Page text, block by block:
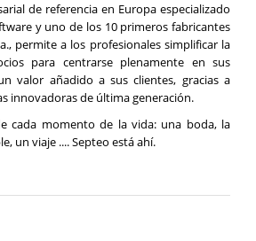
de referencia en Europa especializado
y uno de los 10 primeros fabricantes
permite a los profesionales simplificar la
para centrarse plenamente en sus
valor añadido a sus clientes, gracias a
innovadoras de última generación.
cada momento de la vida: una boda, la
un viaje .... Septeo está ahí.